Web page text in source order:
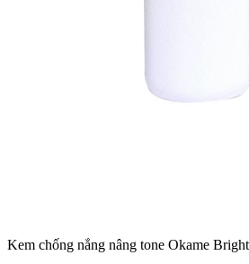
Kem chống nắng nâng tone Okame